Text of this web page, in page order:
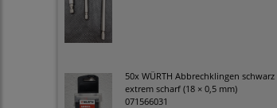
50x WÜRTH Abbrechklingen schwarz
extrem scharf (18 × 0,5 mm)
071566031